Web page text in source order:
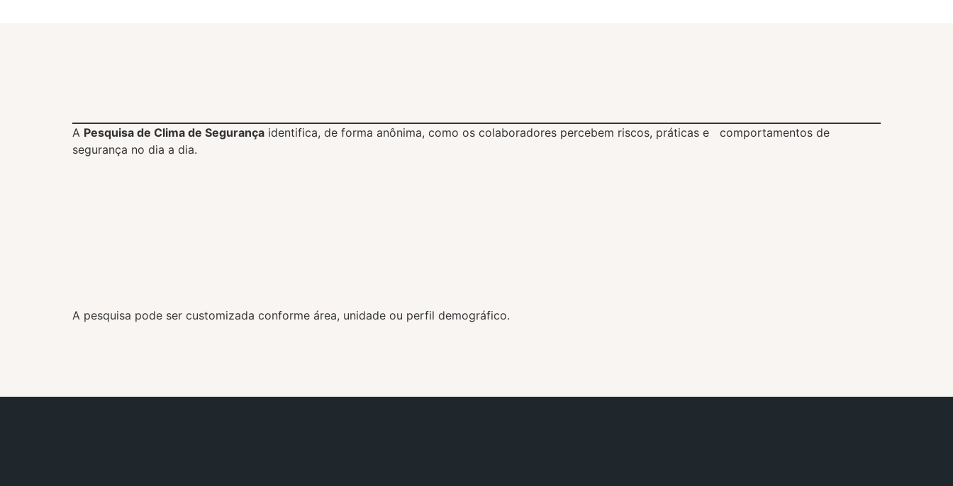
A Pesquisa de Clima de Segurança identifica, de forma anônima, como os colaboradores percebem riscos, práticas e comportamentos de
segurança no dia a dia.
A pesquisa pode ser customizada conforme área, unidade ou perfil demográfico.